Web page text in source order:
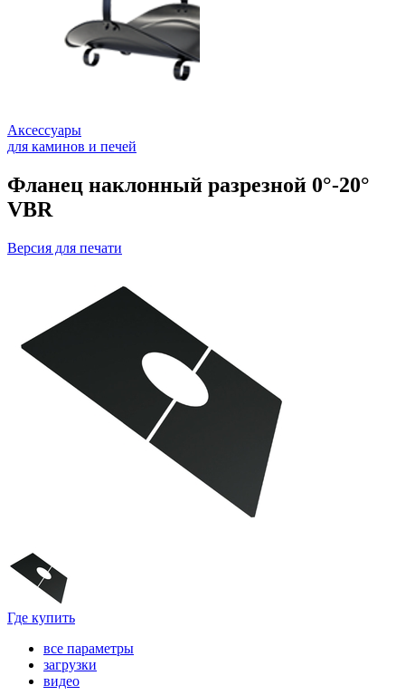
Аксессуары
для каминов и печей
Фланец наклонный разрезной 0°-20°
VBR
Версия для печати
Где купить
все параметры
загрузки
видео